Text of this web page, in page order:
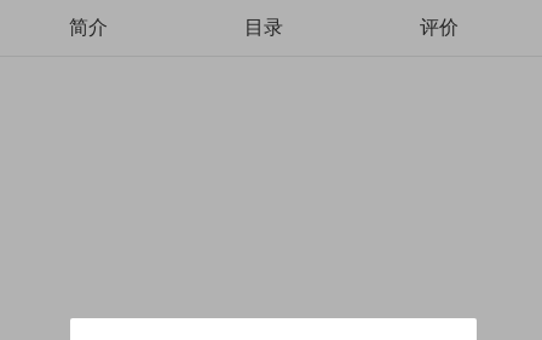
简介 目录 评价